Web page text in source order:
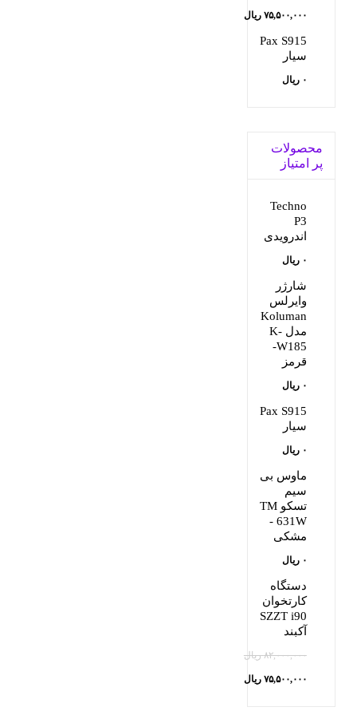
قیمت
اصلی:
بود.
۷۵,۵۰۰,۰۰۰ ریال
قیمت
فعلی:
۷۵,۵۰۰,۰۰۰ ریال.
Pax S915
سیار
۰ ریال
محصولات
پر امتیاز
Techno
P3
اندرویدی
۰ ریال
شارژر
وایرلس
Koluman
مدل K-
W185-
قرمز
۰ ریال
Pax S915
سیار
۰ ریال
ماوس بی
سیم
تسکو TM
631W -
مشکی
۰ ریال
دستگاه
کارتخوان
SZZT i90
آکبند
۸۲,۰۰۰,۰۰۰ ریال
قیمت
۷۵,۵۰۰,۰۰۰ ریال